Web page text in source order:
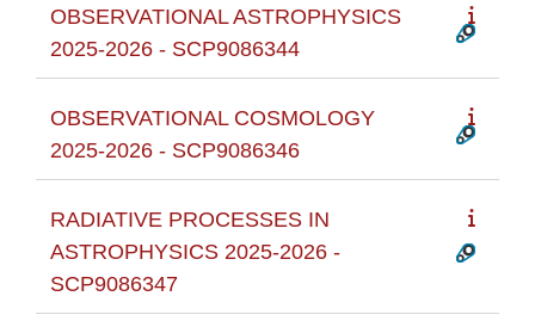
OBSERVATIONAL ASTROPHYSICS
2025-2026 - SCP9086344
OBSERVATIONAL COSMOLOGY
2025-2026 - SCP9086346
RADIATIVE PROCESSES IN
ASTROPHYSICS 2025-2026 -
SCP9086347